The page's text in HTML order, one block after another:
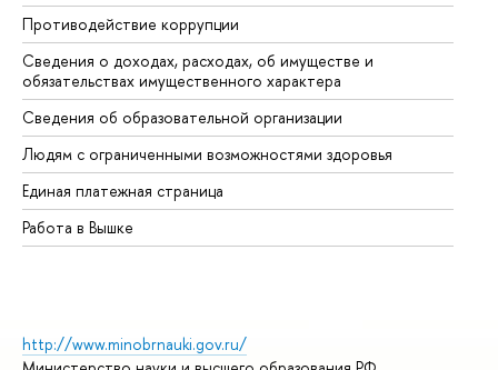
Противодействие коррупции
Сведения о доходах, расходах, об имуществе и
обязательствах имущественного характера
Сведения об образовательной организации
Людям с ограниченными возможностями здоровья
Единая платежная страница
Работа в Вышке
http://www.minobrnauki.gov.ru/